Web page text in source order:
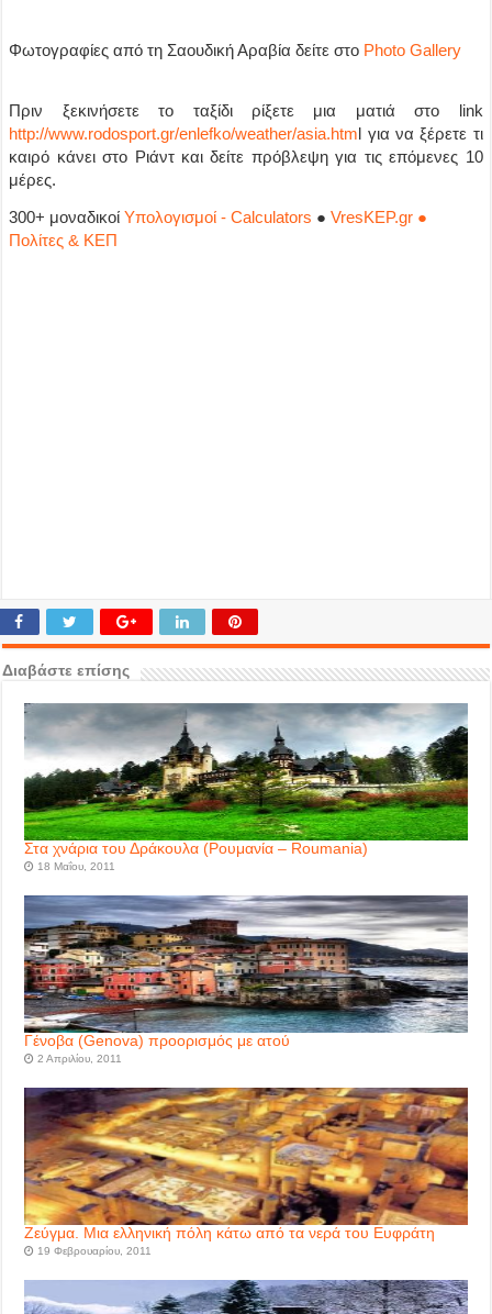
Φωτογραφίες από τη Σαουδική Αραβία δείτε στο Photo Gallery
Πριν ξεκινήσετε το ταξίδι ρίξετε μια ματιά στο link
http://www.rodosport.gr/enlefko/weather/asia.html για να ξέρετε τι
καιρό κάνει στο Ριάντ και δείτε πρόβλεψη για τις επόμενες 10
μέρες.
300+ μοναδικοίΥπολογισμοί - Calculators ●VresKEP.gr ●
Πολίτες & ΚΕΠ
Διαβάστε επίσης
Στα χνάρια του Δράκουλα (Ρουμανία – Roumania)
18 Μαΐου, 2011
Γένοβα (Genova) προορισμός με ατού
2 Απριλίου, 2011
Ζεύγμα. Mια ελληνική πόλη κάτω από τα νερά του Ευφράτη
19 Φεβρουαρίου, 2011